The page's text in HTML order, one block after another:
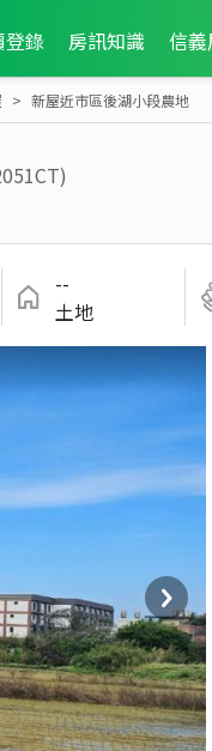
登錄 房訊知識 信
新屋近市區後湖小段農地
--
土地